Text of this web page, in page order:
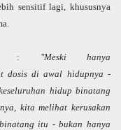
sensitif lagi, khususnya
: "Meski hanya
dosis di awal hidupnya -
hidup binatang
kita melihat kerusakan
itu - bukan hanya